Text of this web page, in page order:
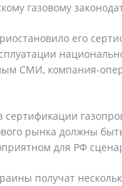
газовому
его
СМИ, компания-
рынка должны
для РФ
получат